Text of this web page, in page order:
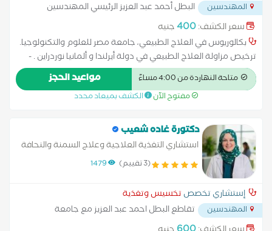
المهندسين
البطل أحمد عبد العزيز الرئيسي المهندسين
الدور الخامس...
سعر الكشف:400جنيه
بكالوريوس في العلاج الطبيعي، جامعة مصر للعلوم والتكنولوجيا.
ترخيص مزاولة العلاج الطبيعي في دولة أيرلندا و ألمانيا نوردراين . -
أساسيات العلاج الطبيعي للأطفال، جامعة كلية لندن. - دكتوراه
سريرية، جامعة ميشيغان-فلينت. - دبلوم كرة القدم من الفيفا. -
العلاج الطبيعي للقلب والرئة، المركز الأيرلندي للتدريب والتعليم. -
فينيكس البريطانية. Bachelor's degree in Physiotherapy, Misr
University for Science and Technology. Official licence of Clinical
practice in Ireland and Germany Nordrhein. -Fundamental Pediatrics
Physiotherapy at UCL University. -Clinical Doctorate Degree, Michigan-
Flint University. -FIFA Football Diploma. -Cardiopulmonary
Physiotherapy, Irish Training and Educational Center. -Clinical
Nutrition Diploma (online immersion) from Cambridge College and
British Phoenix Academy.
متاحة النهاردة من 4:00 مساءً مواعيد الحجز
مفتوح الآن الكشف بميعاد محدد
دكتورة غاده شعيب
استشاري التغذية العلاجية وعلاج السمنة والنحافة
– كلية طب القصر العيني، جامعة القاهرة متخصصة
المختلفة خبرة في
(3 تقييم) 1479
إستشاري تخصص تخسيس وتغذية
المهندسين
تقاطع البطل احمد عبد العزيز مع جامعة
الدول العربية...